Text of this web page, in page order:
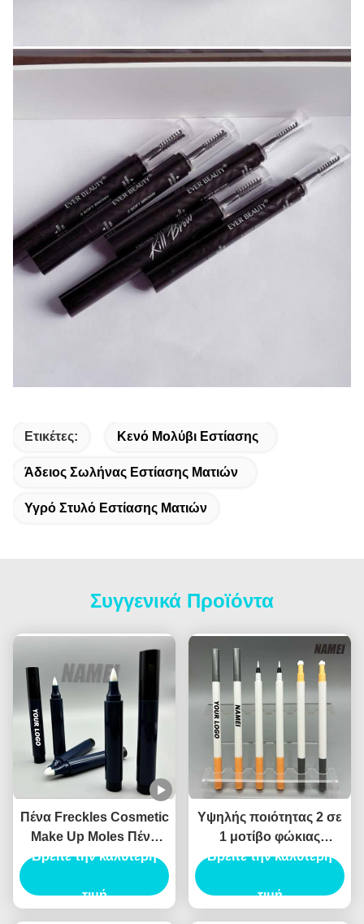
Ετικέτες: Κενό Μολύβι Εστίασης
Άδειος Σωλήνας Εστίασης Ματιών
Υγρό Στυλό Εστίασης Ματιών
Συγγενικά Προϊόντα
Πένα Freckles Cosmetic
Make Up Moles Πένα
Freckles Custom Logo
Περιέκτη Πένας
Βρείτε την καλύτερη
τιμή
Υψηλής ποιότητας 2 σε
1 μοτίβο φώκιας
Eyeliner υγρό Eyeliner
συσκευασία Canthus
Βρείτε την καλύτερη
τιμή